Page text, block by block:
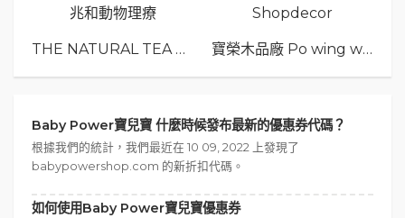
兆和動物理療 Shopdecor
THE NATURAL TEA Co. 寶榮木品廠 Po wing wood
Baby Power寶兒寶 什麼時候發布最新的優惠券代碼？
根據我們的統計，我們最近在 10 09, 2022 上發現了
babypowershop.com 的新折扣代碼。
如何使用Baby Power寶兒寶優惠券